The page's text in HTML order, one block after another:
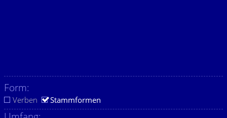
Form:
Verben Stammformen